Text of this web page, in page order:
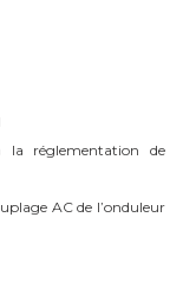
la réglementation de
AC de l’onduleur